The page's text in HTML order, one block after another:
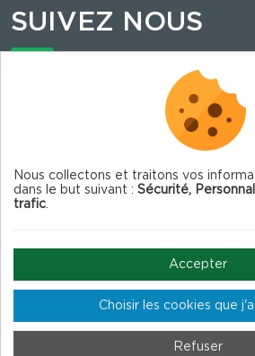
SUIVEZ NOUS
La mairie est sur illiwap !
Mentions légales Gestion des
Nous collectons et traitons vos
dans le but suivant : Sécurité,
trafic.
Accepter
Refuser
Choisir les cookies que